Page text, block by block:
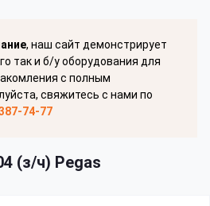
, наш сайт демонстрирует
так и б/у оборудования для
с полным
свяжитесь с нами по
74-77
(з/ч) Pegas